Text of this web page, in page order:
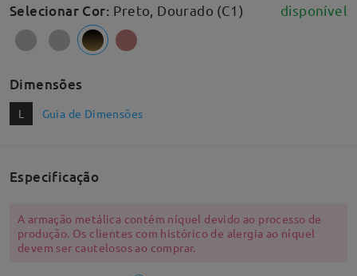
Selecionar Cor: Preto, Dourado (C1) disponível
Dimensões
L Guia de Dimensões
Especificação
A armação metálica contém níquel devido ao processo de
produção. Os clientes com histórico de alergia ao níquel
devem ser cautelosos ao comprar.